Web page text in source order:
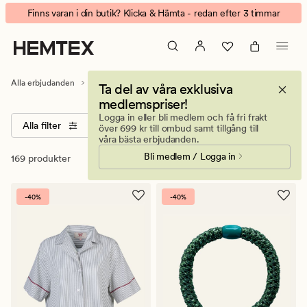
Homewear
Animerad
banner.
Klicka
på
pausa.
Finns varan i din butik? Klicka & Hämta - redan efter 3 timmar
Ta del av våra exklusiva
medlemspriser!
Logga in eller bli medlem och få fri frakt
över 699 kr till ombud samt tillgång till
våra bästa erbjudanden.
Bli medlem / Logga in
Alla erbjudanden Klubbdagar Homewear
Alla filter Sortera Storlekar Färger
169 produkter
-40% -40%